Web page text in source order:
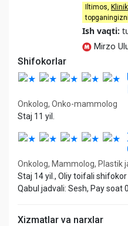
Iltimos,
Ish vaqti:
Mirzo
Shifokorlar
Onkolog, Onko-mammolog
Staj 11 yil.
Onkolog, Mammolog, Plastik
Staj 14 yil., Oliy toifali shifokor
Qabul jadvali: Sesh, Pay soat
Xizmatlar va narxlar